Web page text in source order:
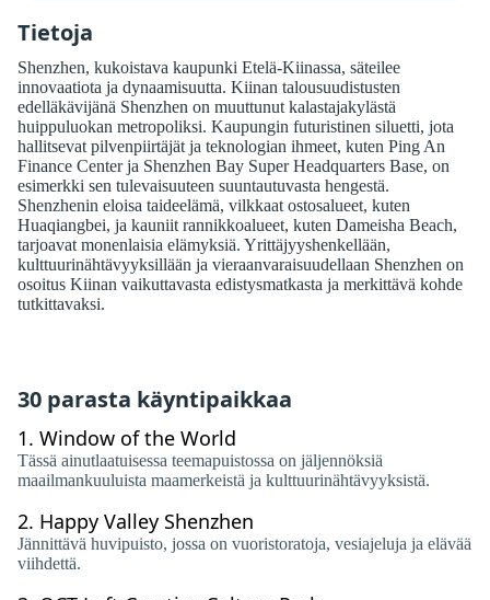
Tietoja
Shenzhen, kukoistava kaupunki Etelä-Kiinassa, säteilee
innovaatiota ja dynaamisuutta. Kiinan talousuudistusten
edelläkävijänä Shenzhen on muuttunut kalastajakylästä
huippuluokan metropoliksi. Kaupungin futuristinen siluetti, jota
hallitsevat pilvenpiirtäjät ja teknologian ihmeet, kuten Ping An
Finance Center ja Shenzhen Bay Super Headquarters Base, on
esimerkki sen tulevaisuuteen suuntautuvasta hengestä.
Shenzhenin eloisa taideelämä, vilkkaat ostosalueet, kuten
Huaqiangbei, ja kauniit rannikkoalueet, kuten Dameisha Beach,
tarjoavat monenlaisia ​​elämyksiä. Yrittäjyyshenkellään,
kulttuurinähtävyyksillään ja vieraanvaraisuudellaan Shenzhen on
osoitus Kiinan vaikuttavasta edistysmatkasta ja merkittävä kohde
tutkittavaksi.
30 parasta käyntipaikkaa
1. Window of the World
Tässä ainutlaatuisessa teemapuistossa on jäljennöksiä
maailmankuuluista maamerkeistä ja kulttuurinähtävyyksistä.
2. Happy Valley Shenzhen
Jännittävä huvipuisto, jossa on vuoristoratoja, vesiajeluja ja elävää
viihdettä.